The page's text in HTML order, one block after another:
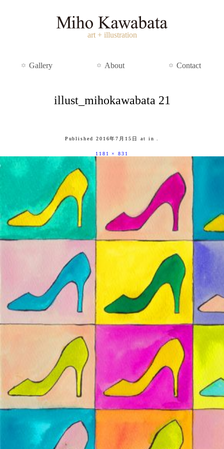
art + illustration
Gallery About Contact
illust_mihokawabata 21
Published 2016年7月15日 at
1181 × 831
in